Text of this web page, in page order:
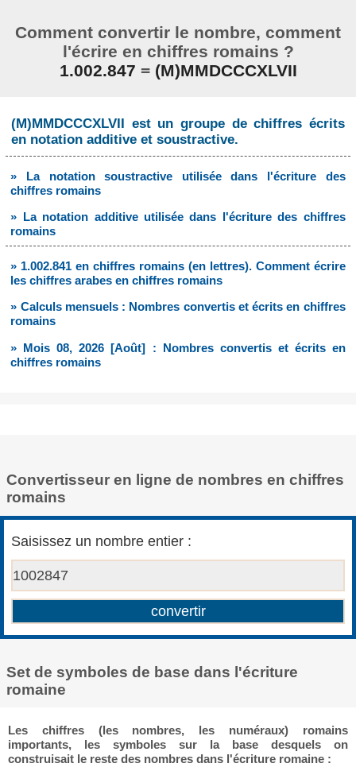
Comment convertir le nombre, comment
l'écrire en chiffres romains ?
1.002.847 = (M)MMDCCCXLVII
(M)MMDCCCXLVII est un groupe de chiffres écrits
en notation additive et soustractive.
» La notation soustractive utilisée dans l'écriture des
chiffres romains
» La notation additive utilisée dans l'écriture des chiffres
romains
» 1.002.841 en chiffres romains (en lettres). Comment écrire
les chiffres arabes en chiffres romains
» Calculs mensuels : Nombres convertis et écrits en chiffres
romains
» Mois 08, 2026 [Août] : Nombres convertis et écrits en
chiffres romains
Convertisseur en ligne de nombres en chiffres
romains
Saisissez un nombre entier :
Set de symboles de base dans l'écriture
romaine
Les chiffres (les nombres, les numéraux) romains
importants, les symboles sur la base desquels on
construisait le reste des nombres dans l'écriture romaine :